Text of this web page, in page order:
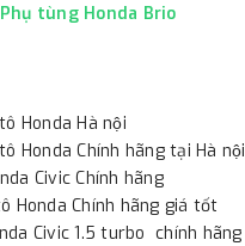
Phụ tùng Honda Brio
Honda Hà nội
Honda Chính hãng tại Hà nội
Civic Chính hãng
Honda Chính hãng giá tốt
Civic 1.5 turbo chính hãng